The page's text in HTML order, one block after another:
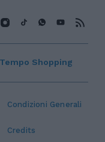
Condizioni Generali
Credits
Shopping